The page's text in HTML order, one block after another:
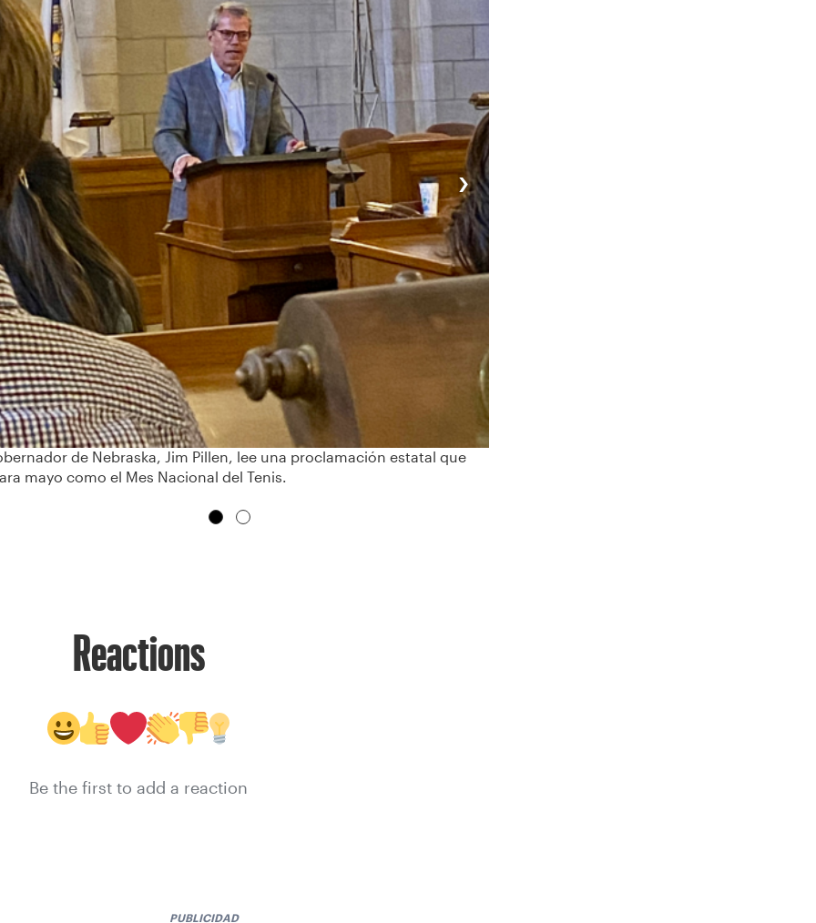
de Nebraska, Jim Pillen, lee una proclamación estatal que
mayo como el Mes Nacional del Tenis.
›
Reactions
Be the first to add a reaction
PUBLICIDAD